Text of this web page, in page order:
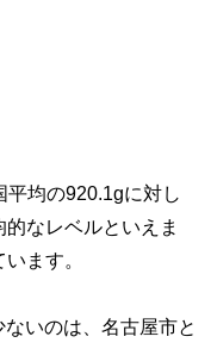
均の920.1gに対し
なレベルといえま
ます。
いのは、名古屋市と